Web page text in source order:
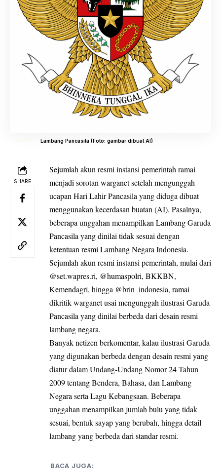
Lambang Pancasila (Foto: gambar dibuat AI)
SHARE
Sejumlah akun resmi instansi pemerintah ramai
menjadi sorotan warganet setelah mengunggah
ucapan Hari Lahir Pancasila yang diduga dibuat
menggunakan kecerdasan buatan (AI). Pasalnya,
beberapa unggahan menampilkan Lambang Garuda
Pancasila yang dinilai tidak sesuai dengan
ketentuan resmi Lambang Negara Indonesia.
Sejumlah akun resmi instansi pemerintah, mulai dari
@set.wapres.ri, @humaspolri, BKKBN,
Kemendagri, hingga @brin_indonesia, ramai
dikritik warganet usai mengunggah ilustrasi Garuda
Pancasila yang dinilai berbeda dari desain resmi
lambang negara.
Banyak netizen berkomentar, kalau ilustrasi Garuda
yang digunakan berbeda dengan desain resmi yang
diatur dalam Undang-Undang Nomor 24 Tahun
2009 tentang Bendera, Bahasa, dan Lambang
Negara serta Lagu Kebangsaan. Beberapa
unggahan menampilkan jumlah bulu yang tidak
sesuai, bentuk sayap yang berubah, hingga detail
lambang yang berbeda dari standar resmi.
BACA JUGA: